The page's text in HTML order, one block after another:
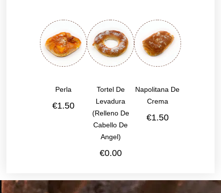
Perla
€1.50
Tortel De
Levadura
(relleno De
Cabello De
Angel)
€0.00
Napolitana De
Crema
€1.50